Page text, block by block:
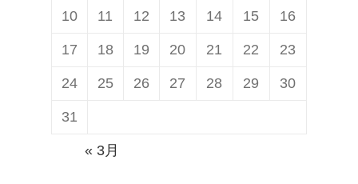
10 11 12 13 14 15 16
17 18 19 20 21 22 23
24 25 26 27 28 29 30
31
« 3月